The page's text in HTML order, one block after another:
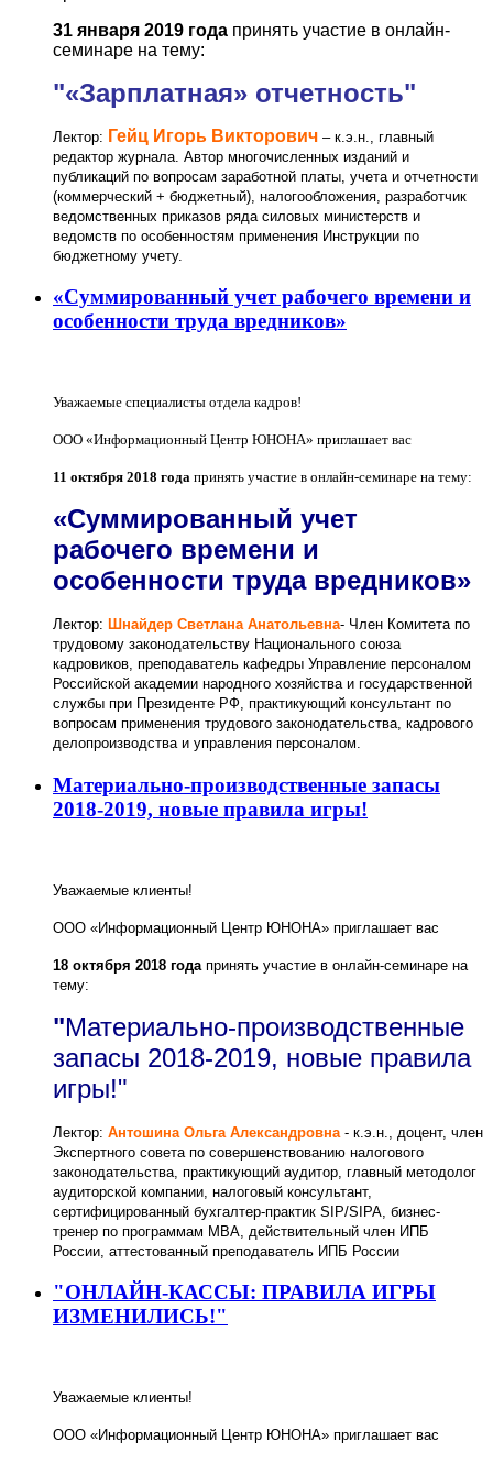
31 января 2019 года принять участие в онлайн-
семинаре на тему:
"«Зарплатная» отчетность"
Лектор: Гейц Игорь Викторович – к.э.н., главный
редактор журнала. Автор многочисленных изданий и
публикаций по вопросам заработной платы, учета и отчетности
(коммерческий + бюджетный), налогообложения, разработчик
ведомственных приказов ряда силовых министерств и
ведомств по особенностям применения Инструкции по
бюджетному учету.
«Суммированный учет рабочего времени и
особенности труда вредников»
Уважаемые специалисты отдела кадров!
ООО «Информационный Центр ЮНОНА» приглашает вас
11 октября 2018 года принять участие в онлайн-семинаре на тему:
«Суммированный учет
рабочего времени и
особенности труда вредников»
Лектор: Шнайдер Светлана Анатольевна- Член Комитета по
трудовому законодательству Национального союза
кадровиков, преподаватель кафедры Управление персоналом
Российской академии народного хозяйства и государственной
службы при Президенте РФ, практикующий консультант по
вопросам применения трудового законодательства, кадрового
делопроизводства и управления персоналом.
Материально-производственные запасы
2018-2019, новые правила игры!
Уважаемые клиенты!
ООО «Информационный Центр ЮНОНА» приглашает вас
18 октября 2018 года принять участие в онлайн-семинаре на
тему:
"Материально-производственные
запасы 2018-2019, новые правила
игры!"
Лектор: Антошина Ольга Александровна - к.э.н., доцент, член
Экспертного совета по совершенствованию налогового
законодательства, практикующий аудитор, главный методолог
аудиторской компании, налоговый консультант,
сертифицированный бухгалтер-практик SIP/SIPA, бизнес-
тренер по программам МBА, действительный член ИПБ
России, аттестованный преподаватель ИПБ России
"ОНЛАЙН-КАССЫ: ПРАВИЛА ИГРЫ
ИЗМЕНИЛИСЬ!"
Уважаемые клиенты!
ООО «Информационный Центр ЮНОНА» приглашает вас